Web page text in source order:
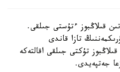
قىلاڭبوز ءتۇستى جىلقى.
تازا قاندى
تۇكتى جىلقى اقالتەكە